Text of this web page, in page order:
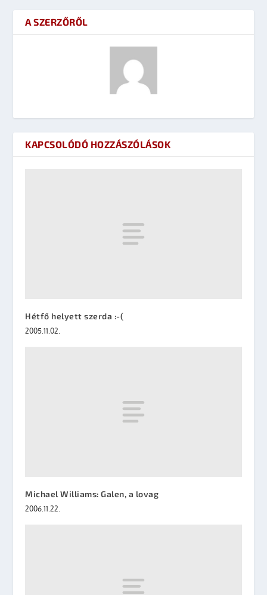
A SZERZŐRŐL
KAPCSOLÓDÓ HOZZÁSZÓLÁSOK
Hétfő helyett szerda :-(
2005.11.02.
Michael Williams: Galen, a lovag
2006.11.22.